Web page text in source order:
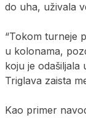
do uha, uživala
“Tokom turneje
u kolonama,
koju je odašiljala
Triglava zaista
Kao primer